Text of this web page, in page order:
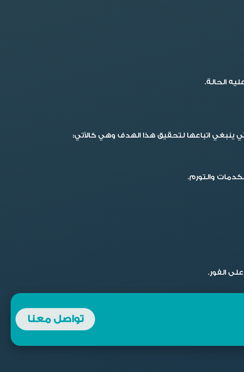
الحالة.
ينبغي اتباعها لتحقيق هذا الهدف وهي كالآتي:
والتورم.
الفور.
تواصل معنا